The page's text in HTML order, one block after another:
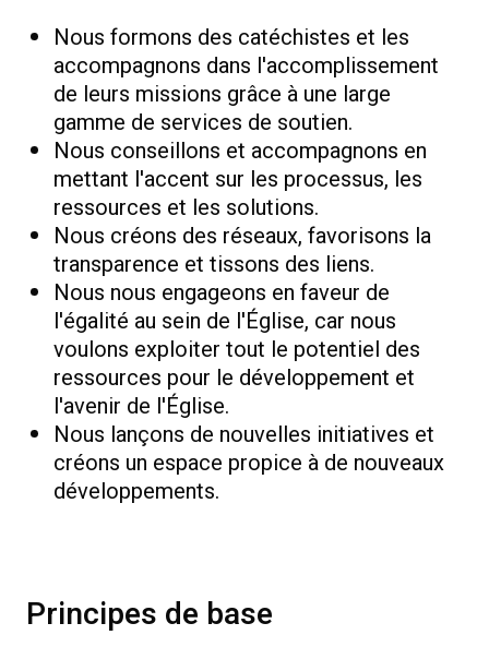
Nous formons des catéchistes et les
accompagnons dans l'accomplissement
de leurs missions grâce à une large
gamme de services de soutien.
Nous conseillons et accompagnons en
mettant l'accent sur les processus, les
ressources et les solutions.
Nous créons des réseaux, favorisons la
transparence et tissons des liens.
Nous nous engageons en faveur de
l'égalité au sein de l'Église, car nous
voulons exploiter tout le potentiel des
ressources pour le développement et
l'avenir de l'Église.
Nous lançons de nouvelles initiatives et
créons un espace propice à de nouveaux
développements.
Principes de base